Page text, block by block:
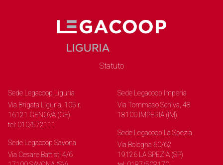
Statuto
Sede Legacoop Liguria
Via Brigata Liguria, 105 r.
16121 GENOVA (GE)
tel: 010/572111
Sede Legacoop Savona
Via Cesare Battisti 4/6
Sede Legacoop Imperia
Via Tommaso Schiva, 48
18100 IMPERIA (IM)
Sede Legacoop La Spezia
Via Bologna 60/62
19126 LA SPEZIA (SP)